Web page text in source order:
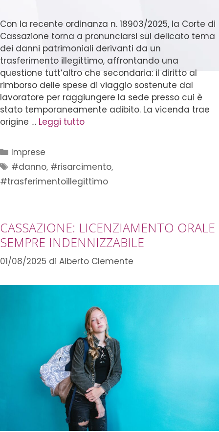
Con la recente ordinanza n. 18903/2025, la Corte di
Cassazione torna a pronunciarsi sul delicato tema
dei danni patrimoniali derivanti da un
trasferimento illegittimo, affrontando una
questione tutt’altro che secondaria: il diritto al
rimborso delle spese di viaggio sostenute dal
lavoratore per raggiungere la sede presso cui è
stato temporaneamente adibito. La vicenda trae
origine … Leggi tutto
Imprese
#danno, #risarcimento,
#trasferimentoillegittimo
CASSAZIONE: LICENZIAMENTO ORALE
SEMPRE INDENNIZZABILE
01/08/2025 di Alberto Clemente